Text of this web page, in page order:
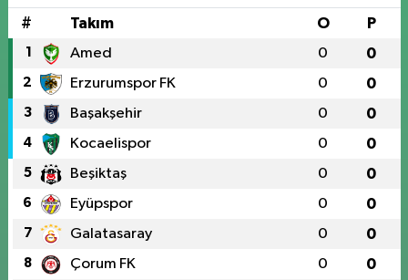
# Takım O P
1 Amed 0 0
2 Erzurumspor FK 0 0
3 Başakşehir 0 0
4 Kocaelispor 0 0
5 Beşiktaş 0 0
6 Eyüpspor 0 0
7 Galatasaray 0 0
8 Çorum FK 0 0